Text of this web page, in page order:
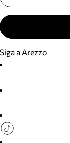
Siga a Arezzo